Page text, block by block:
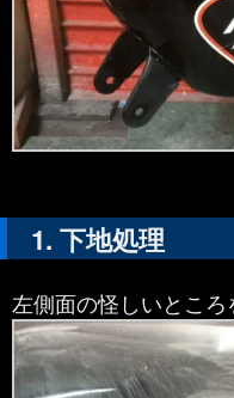
下地処理
左側面の怪しいとこ